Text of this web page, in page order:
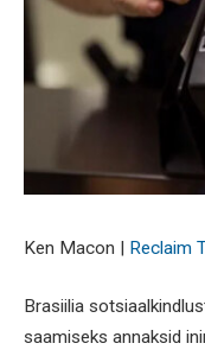
Ken Macon | Reclaim
Brasiilia
saamiseks annaksid